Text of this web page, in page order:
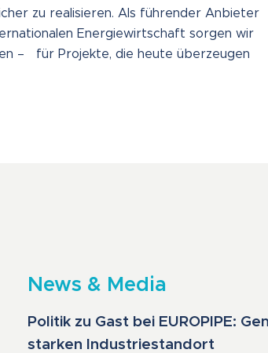
zu realisieren. Als führender Anbieter
Energiewirtschaft sorgen wir
– für Projekte, die heute überzeugen
News & Media
Politik zu Gast bei EUROPIPE:
starken Industriestandort